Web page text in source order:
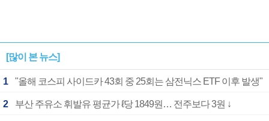
[많이 본 뉴스]
1 "올해 코스피 사이드카 43회 중 25회는 삼전닉스 ETF 이후 발생"
2 부산 주유소 휘발유 평균가 ℓ당 1849원… 전주보다 3원 ↓